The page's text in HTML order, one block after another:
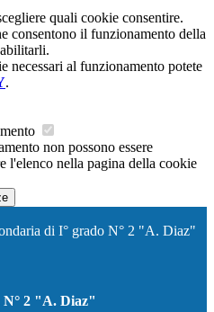
quali cookie consentire.
consentono il funzionamento della
necessari al funzionamento potete
.
non possono essere
l'elenco nella pagina della cookie
di I° grado N° 2 "A. Diaz"
N° 2 "A. Diaz"